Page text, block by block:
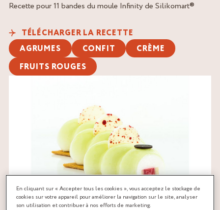
Recette pour 11 bandes du moule Infinity de Silikomart®
TÉLÉCHARGER LA RECETTE
AGRUMES
CONFIT
CRÈME
FRUITS ROUGES
En cliquant sur « Accepter tous les cookies », vous acceptez le stockage de
cookies sur votre appareil pour améliorer la navigation sur le site, analyser
son utilisation et contribuer à nos efforts de marketing.